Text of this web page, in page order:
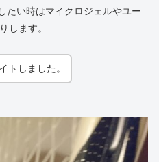
たい時はマイクロジェルやユー
します。
トしました。